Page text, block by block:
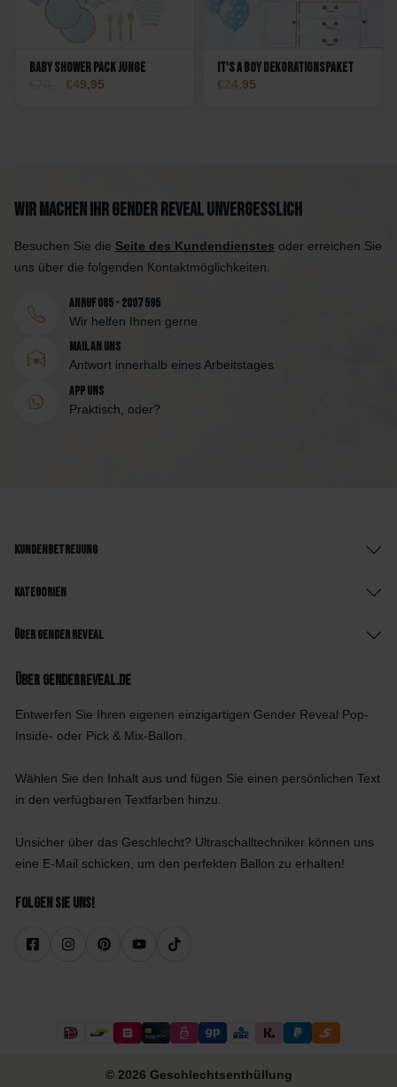
Baby Shower Pack Junge
Ursprünglicher
49,95
It's a Boy Dekorationspaket
24,95
Wir machen Ihr Gender Reveal unvergesslich
Besuchen Sie die Seite des Kundendienstes oder erreichen Sie
uns über die folgenden Kontaktmöglichkeiten.
Anruf 085 - 2007 595
Wir helfen Ihnen gerne
Mail an uns
Antwort innerhalb eines Arbeitstages
App uns
Praktisch, oder?
Kundenbetreuung
Kategorien
Über Gender Reveal
Über GenderReveal.de
Entwerfen Sie Ihren eigenen einzigartigen Gender Reveal Pop-
Inside- oder Pick & Mix-Ballon.
Wählen Sie den Inhalt aus und fügen Sie einen persönlichen Text
in den verfügbaren Textfarben hinzu.
Unsicher über das Geschlecht? Ultraschalltechniker können uns
eine E-Mail schicken, um den perfekten Ballon zu erhalten!
Folgen Sie uns!
© 2026 Geschlechtsenthüllung